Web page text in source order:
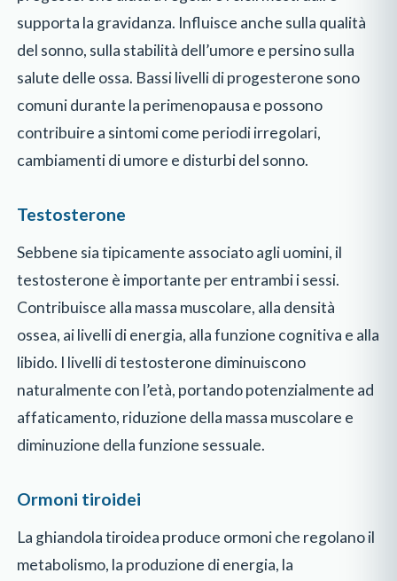
supporta la gravidanza. Influisce anche sulla qualità
del sonno, sulla stabilità dell’umore e persino sulla
salute delle ossa. Bassi livelli di progesterone sono
comuni durante la perimenopausa e possono
contribuire a sintomi come periodi irregolari,
cambiamenti di umore e disturbi del sonno.
Testosterone
Sebbene sia tipicamente associato agli uomini, il
testosterone è importante per entrambi i sessi.
Contribuisce alla massa muscolare, alla densità
ossea, ai livelli di energia, alla funzione cognitiva e alla
libido. I livelli di testosterone diminuiscono
naturalmente con l’età, portando potenzialmente ad
affaticamento, riduzione della massa muscolare e
diminuzione della funzione sessuale.
Ormoni tiroidei
La ghiandola tiroidea produce ormoni che regolano il
metabolismo, la produzione di energia, la